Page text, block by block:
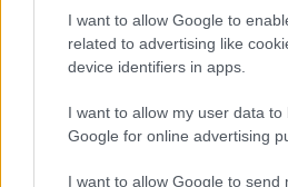
I want to allow Google to
related to advertising like
device identifiers in apps.
I want to allow my user data to
Google for online advertising
I want to allow Google to send
névtelen szerzők
Eperjesi Ágnes számára
le belőlük, hogy mennyire
problémáink, a
egy része személyes
„Fájnak a gyerekek.”
évvel ezelőtti abortuszom